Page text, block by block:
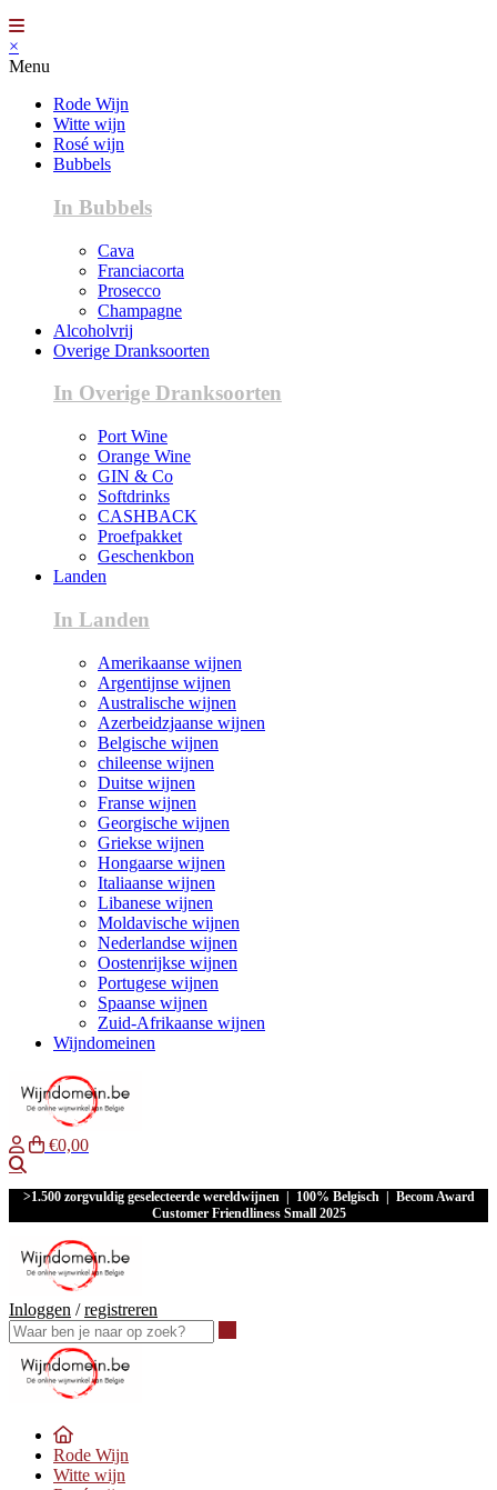
×
Menu
Rode Wijn
Witte wijn
Rosé wijn
Bubbels
In Bubbels
Cava
Franciacorta
Prosecco
Champagne
Alcoholvrij
Overige Dranksoorten
In Overige Dranksoorten
Port Wine
Orange Wine
GIN & Co
Softdrinks
CASHBACK
Proefpakket
Geschenkbon
Landen
In Landen
Amerikaanse wijnen
Argentijnse wijnen
Australische wijnen
Azerbeidzjaanse wijnen
Belgische wijnen
chileense wijnen
Duitse wijnen
Franse wijnen
Georgische wijnen
Griekse wijnen
Hongaarse wijnen
Italiaanse wijnen
Libanese wijnen
Moldavische wijnen
Nederlandse wijnen
Oostenrijkse wijnen
Portugese wijnen
Spaanse wijnen
Zuid-Afrikaanse wijnen
Wijndomeinen
€0,00
>1.500 zorgvuldig geselecteerde wereldwijnen | 100% Belgisch | Becom Award
Customer Friendliness Small 2025
Inloggen /registreren
Rode Wijn
Witte wijn